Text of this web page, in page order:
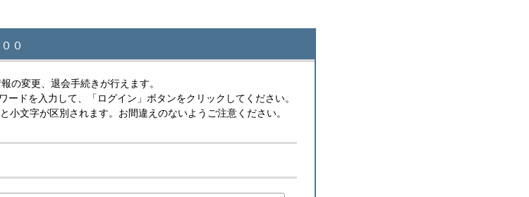
０
の変更、退会手続きが行えます。
ードを入力して、「ログイン」ボタンをクリックしてください。
小文字が区別されます。お間違えのないようご注意ください。